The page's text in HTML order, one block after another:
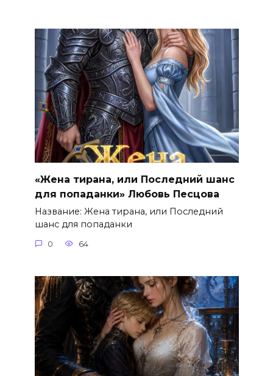
«Жена тирана, или Последний шанс
для попаданки» Любовь Песцова
Название: Жена тирана, или Последний
шанс для попаданки
0 64